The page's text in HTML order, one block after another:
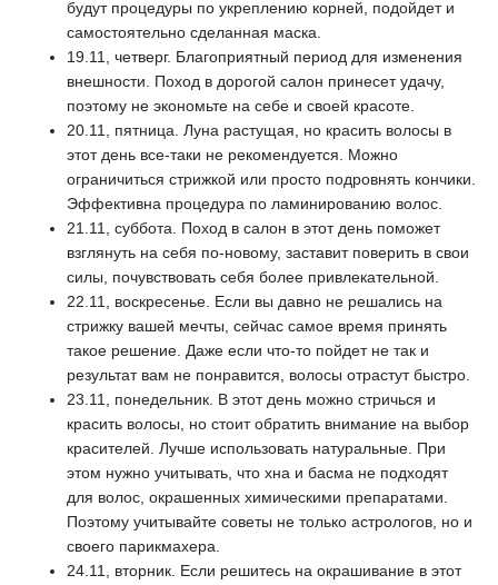
будут процедуры по укреплению корней, подойдет и
самостоятельно сделанная маска.
19.11, четверг. Благоприятный период для изменения
внешности. Поход в дорогой салон принесет удачу,
поэтому не экономьте на себе и своей красоте.
20.11, пятница. Луна растущая, но красить волосы в
этот день все-таки не рекомендуется. Можно
ограничиться стрижкой или просто подровнять кончики.
Эффективна процедура по ламинированию волос.
21.11, суббота. Поход в салон в этот день поможет
взглянуть на себя по-новому, заставит поверить в свои
силы, почувствовать себя более привлекательной.
22.11, воскресенье. Если вы давно не решались на
стрижку вашей мечты, сейчас самое время принять
такое решение. Даже если что-то пойдет не так и
результат вам не понравится, волосы отрастут быстро.
23.11, понедельник. В этот день можно стричься и
красить волосы, но стоит обратить внимание на выбор
красителей. Лучше использовать натуральные. При
этом нужно учитывать, что хна и басма не подходят
для волос, окрашенных химическими препаратами.
Поэтому учитывайте советы не только астрологов, но и
своего парикмахера.
24.11, вторник. Если решитесь на окрашивание в этот